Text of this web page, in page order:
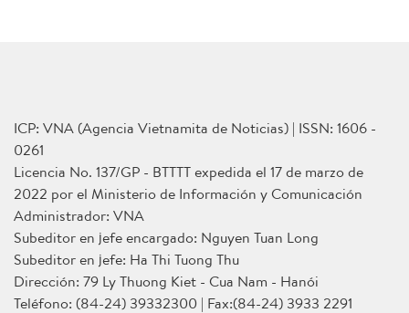
ICP: VNA (Agencia Vietnamita de Noticias) | ISSN: 1606 -
0261
Licencia No. 137/GP - BTTTT expedida el 17 de marzo de
2022 por el Ministerio de Información y Comunicación
Administrador: VNA
Subeditor en jefe encargado: Nguyen Tuan Long
Subeditor en jefe: Ha Thi Tuong Thu
Dirección: 79 Ly Thuong Kiet - Cua Nam - Hanói
Teléfono: (84-24) 39332300 | Fax:(84-24) 3933 2291